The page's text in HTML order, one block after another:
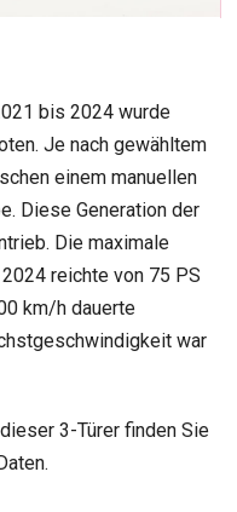
bis 2024 wurde
Je nach gewähltem
einem manuellen
Diese Generation der
Die maximale
reichte von 75 PS
km/h dauerte
war
3-Türer finden Sie